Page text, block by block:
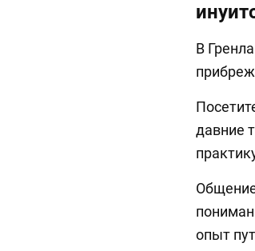
В
давние
опыт